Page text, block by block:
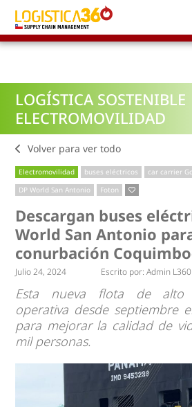
LOGÍSTICA SOSTENIBLE
ELECTROMOVILIDAD
Volver para ver todo
Electromovilidad buses eléctricos
car carrier
DP World San Antonio
Foton
Descargan buses
World San Antonio
conurbación
Julio 24, 2024 Escrito por: Admin L360
Esta nueva flota de alto
operativa desde septiembre
para mejorar la calidad de
mil personas.